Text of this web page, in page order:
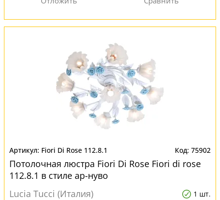
Fiori Di Rose 112.8.1 75902
Потолочная люстра Fiori Di Rose Fiori di rose
112.8.1 в стиле ар-нуво
Lucia Tucci (Италия)
1 шт.